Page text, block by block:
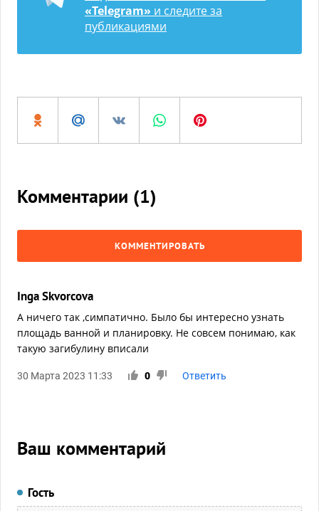
«Telegram» и следите за
публикациями
Комментарии (1)
КОММЕНТИРОВАТЬ
Inga Skvorcova
А ничего так ,симпатично. Было бы интересно узнать
площадь ванной и планировку. Не совсем понимаю, как
такую загибулину вписали
30 Марта 2023 11:33 0 Ответить
Ваш комментарий
Гость